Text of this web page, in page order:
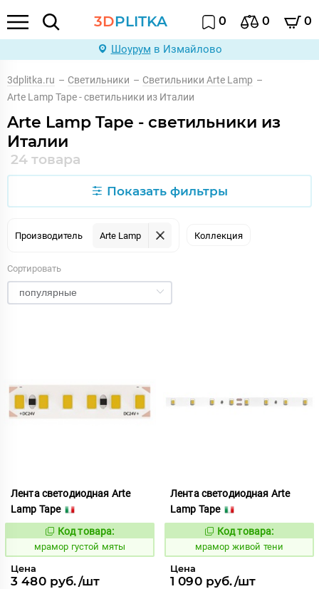
3DPLITKA 0 0 0
Шоурум в Измайлово
3dplitka.ru – Светильники – Светильники Arte Lamp –
Arte Lamp Tape - светильники из Италии
Arte Lamp Tape - светильники из
Италии
24 товара
Показать фильтры
Производитель Arte Lamp Коллекция
Сортировать
Лента светодиодная Arte
Lamp Tape
Код:
1065431
Код товара:
мрамор густой мяты
Цена
3 480 руб./шт
Лента светодиодная Arte
Lamp Tape
Код:
1065978
Код товара:
мрамор живой тени
Цена
1 090 руб./шт